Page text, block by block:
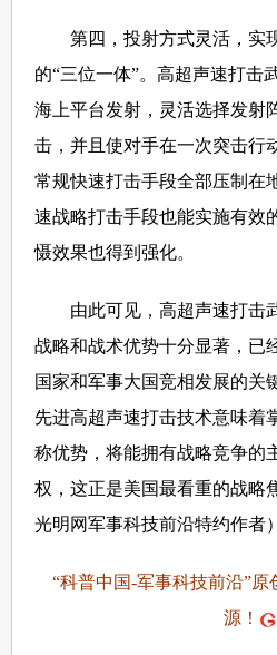
第四，投射方式灵活，实
的“三位一体”。高超声速打击
海上平台发射，灵活选择发射
击，并且使对手在一次突击行
常规快速打击手段全部压制在
速战略打击手段也能实施有效
慑效果也得到强化。
由此可见，高超声速打击武
战略和战术优势十分显著，已
国家和军事大国竞相发展的关
先进高超声速打击技术意味着
称优势，将能拥有战略竞争的
权，这正是美国最看重的战略
光明网军事科技前沿特约作者）
“科普中国-军事科技前沿”
源！